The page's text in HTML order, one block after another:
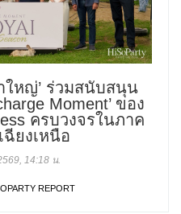
ใหญ่’ ร่วมสนับสนุน
Moment’ ของ
ครบวงจรในภาค
ฉียงเหนือ
14:18 น.
REPORT